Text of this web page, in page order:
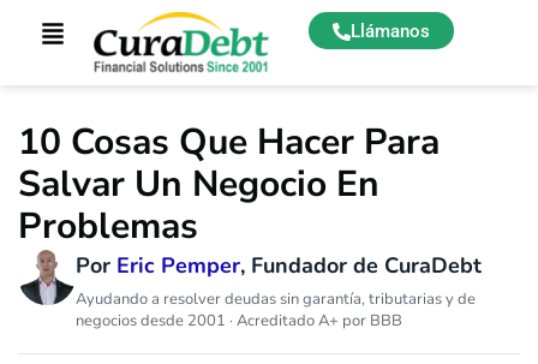
Llámanos
10 Cosas Que Hacer Para
Salvar Un Negocio En
Problemas
Por Eric Pemper, Fundador de CuraDebt
Ayudando a resolver deudas sin garantía, tributarias y de
negocios desde 2001 · Acreditado A+ por BBB